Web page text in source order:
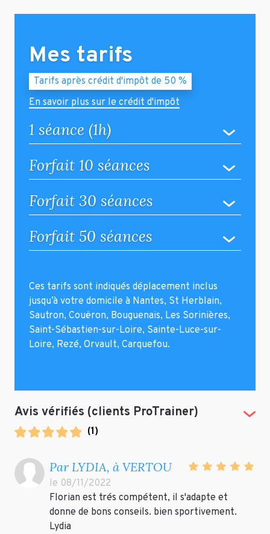
Mes tarifs
Tarifs après crédit d'impôt de 50 %
En savoir plus sur le crédit d'impôt
1 séance (1h)
Forfait 10 séances
Forfait 30 séances
Forfait 50 séances
Ces tarifs sont indiqués déplacement inclus
jusqu’à votre domicile à Nantes, St Herblain,
Sautron, Couëron, Bouguenais, Les Sorinières,
Saint-Sébastien-sur-Loire, Sainte-Luce-sur-
Loire, Rezé, Orvault, Carquefou.
Avis vérifiés (clients ProTrainer)
(1)
Par LYDIA, à VERTOU
le 08/11/2022
Florian est trés compétent, il s'adapte et
donne de bons conseils. bien sportivement.
Lydia